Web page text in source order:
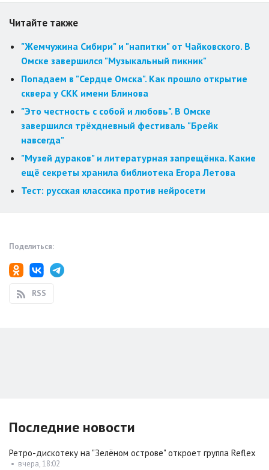
Читайте также
"Жемчужина Сибири" и "напитки" от Чайковского. В
Омске завершился "Музыкальный пикник"
Попадаем в "Сердце Омска". Как прошло открытие
сквера у СКК имени Блинова
"Это честность с собой и любовь". В Омске
завершился трёхдневный фестиваль "Брейк
навсегда"
"Музей дураков" и литературная запрещёнка. Какие
ещё секреты хранила библиотека Егора Летова
Тест: русская классика против нейросети
Поделиться:
RSS
Последние новости
Ретро-дискотеку на "Зелёном острове" откроет группа Reflex
• вчера, 18:02